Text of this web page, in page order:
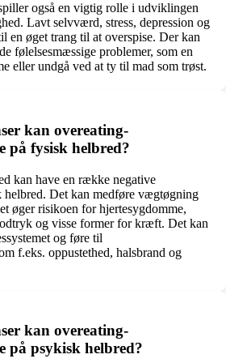
også en vigtig rolle i udviklingen
Lavt selvværd, stress, depression og
en øget trang til at overspise. Der kan
følelsesmæssige problemer, som en
eller undgå ved at ty til mad som trøst.
kan overeating-
på fysisk helbred?
kan have en række negative
helbred. Det kan medføre vægtøgning
øger risikoen for hjertesygdomme,
og visse former for kræft. Det kan
og føre til
f.eks. oppustethed, halsbrand og
kan overeating-
på psykisk helbred?